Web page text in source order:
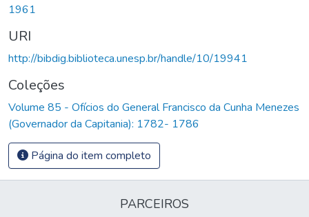
1961
URI
http://bibdig.biblioteca.unesp.br/handle/10/19941
Coleções
Volume 85 - Ofícios do General Francisco da Cunha Menezes
(Governador da Capitania): 1782- 1786
Página do item completo
PARCEIROS